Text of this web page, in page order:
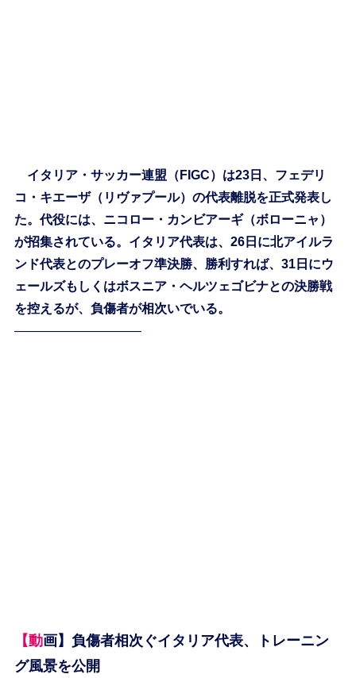
イタリア・サッカー連盟（FIGC）は23日、フェデリ
コ・キエーザ（リヴァプール）の代表離脱を正式発表し
た。代役には、ニコロー・カンビアーギ（ボローニャ）
が招集されている。イタリア代表は、26日に北アイルラ
ンド代表とのプレーオフ準決勝、勝利すれば、31日にウ
ェールズもしくはボスニア・ヘルツェゴビナとの決勝戦
を控えるが、負傷者が相次いでいる。
——————————
【動画】負傷者相次ぐイタリア代表、トレーニン
グ風景を公開